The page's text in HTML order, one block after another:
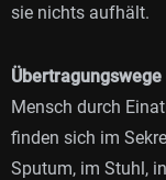
sie nichts aufhält.
Übertragungswege
Mensch durch
finden sich im
Sputum, im Stuhl,